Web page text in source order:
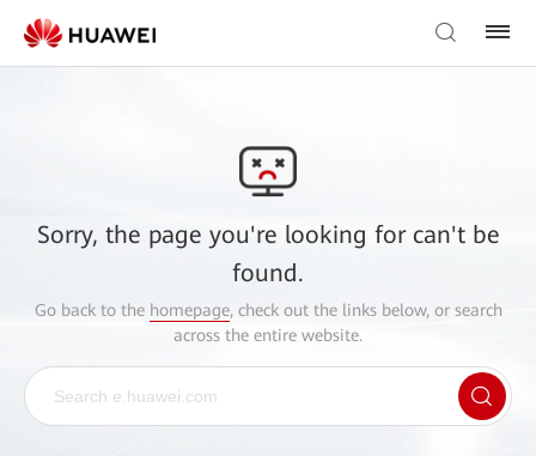
Sorry, the page you're looking for can't be
found.
Go back to the homepage, check out the links below, or search
across the entire website.